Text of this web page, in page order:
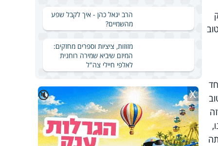
הרב יגאל כהן - איך לקבל שפע
מהשמיים?
מזוזות, ציציות וספרים מחזקים:
המיזם שיביא שמירה רוחנית
לאלפי חיילי צה"ל
🔇 X